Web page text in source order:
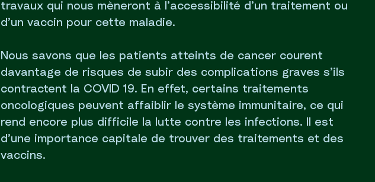
travaux qui nous mèneront à l’accessibilité d’un traitement ou
d’un vaccin pour cette maladie.
Nous savons que les patients atteints de cancer courent
davantage de risques de subir des complications graves s’ils
contractent la COVID 19. En effet, certains traitements
oncologiques peuvent affaiblir le système immunitaire, ce qui
rend encore plus difficile la lutte contre les infections. Il est
d’une importance capitale de trouver des traitements et des
vaccins.